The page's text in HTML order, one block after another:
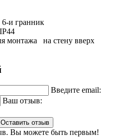
6-и гранник
IP44
монтажа
на стену вверх
Введите email:
Ваш отзыв:
Оставить отзыв
Вы можете быть первым!